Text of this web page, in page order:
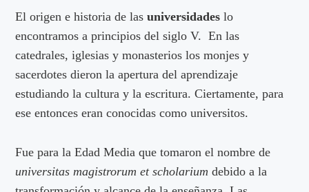
El origen e historia de lasuniversidades lo
encontramos a principios del siglo V. En las
catedrales, iglesias y monasterios los monjes y
sacerdotes dieron la apertura del aprendizaje
estudiando la cultura y la escritura. Ciertamente, para
ese entonces eran conocidas como universitos.
Fue para la Edad Media que tomaron el nombre de
universitas magistrorum et scholarium debido a la